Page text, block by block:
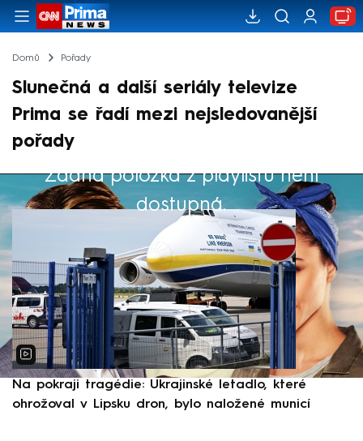
Domů Pořady
Slunečná a další seriály televize
Prima se řadí mezi nejsledovanější
pořady
Žádná položka z playlistu není
dostupná.
Výběr redakce
Na pokraji tragédie: Ukrajinské letadlo, které
ohrožoval v Lipsku dron, bylo naložené municí